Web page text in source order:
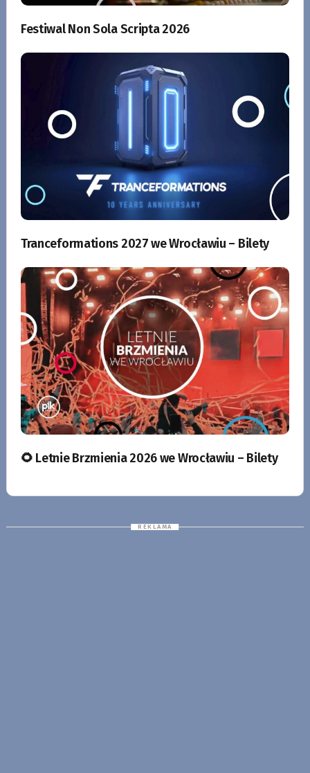
Festiwal Non Sola Scripta 2026
Tranceformations 2027 we Wrocławiu – Bilety
🌻 Letnie Brzmienia 2026 we Wrocławiu – Bilety